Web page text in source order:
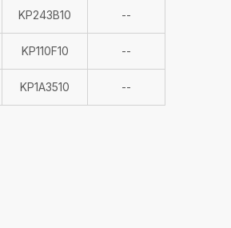
KP243B10 --
KP110F10 --
KP1A3510 --